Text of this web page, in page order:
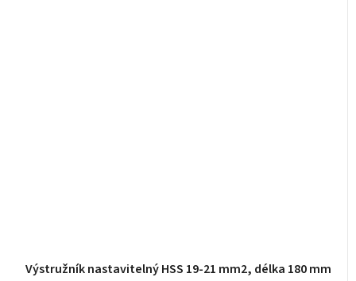
Výstružník nastavitelný HSS 19-21 mm2, délka 180 mm